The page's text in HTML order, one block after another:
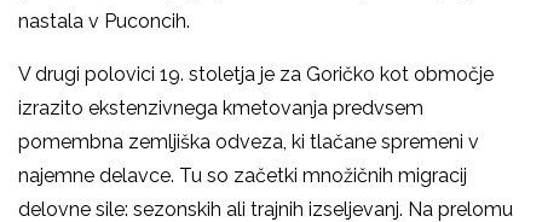
nastala v Puconcih.
V drugi polovici 19. stoletja je za Goričko kot območje
izrazito ekstenzivnega kmetovanja predvsem
pomembna zemljiška odveza, ki tlačane spremeni v
najemne delavce. Tu so začetki množičnih migracij
delovne sile: sezonskih ali trajnih izseljevanj. Na prelomu